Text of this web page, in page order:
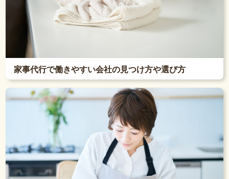
家事代行で働きやすい会社の見つけ方や選び方